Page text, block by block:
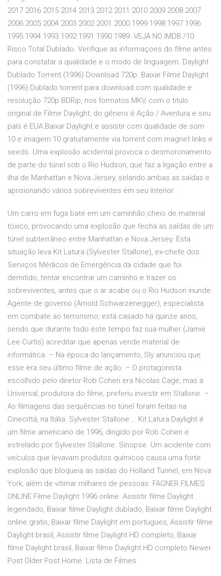
2017 2016 2015 2014 2013 2012 2011 2010 2009 2008 2007
2006 2005 2004 2003 2002 2001 2000 1999 1998 1997 1996
1995 1994 1993 1992 1991 1990 1989. VEJA NO IMDB /10.
Risco Total Dublado. Verifique as informaçoes do filme antes
para constatar a qualidade e o modo de linguagem. Daylight
Dublado Torrent (1996) Download 720p. Baixar Filme Daylight
(1996) Dublado torrent para download com qualidade e
resolução 720p BDRip, nos formatos MKV, com o titulo
original de Filme Daylight, do gênero é Ação / Aventura e seu
país é EUA.Baixar Daylight e assistir com qualidade de som
10 e imagem 10 gratuitamente via torrent com magnet links e
seeds. Uma explosão acidental provoca o desmoronamento
de parte do túnel sob o Rio Hudson, que faz a ligação entre a
ilha de Manhattan e Nova Jersey, selando ambas as saídas e
aprisionando vários sobreviventes em seu interior.
Um carro em fuga bate em um caminhão cheio de material
tóxico, provocando uma explosão que fecha as saídas de um
túnel subterrâneo entre Manhattan e Nova Jersey. Esta
situação leva Kit Latura (Sylvester Stallone), ex-chefe dos
Serviços Médicos de Emergência da cidade que foi
demitido, tentar encontrar um caminho e trazer os
sobreviventes, antes que o ar acabe ou o Rio Hudson inunde.
Agente de governo (Arnold Schwarzenegger), especialista
em combate ao terrorismo, está casado há quinze anos,
sendo que durante todo este tempo faz sua mulher (Jamie
Lee Curtis) acreditar que apenas vende material de
informática. – Na época do lançamento, Sly anunciou que
esse era seu último filme de ação. – O protagonista
escolhido pelo diretor Rob Cohen era Nicolas Cage, mas a
Universal, produtora do filme, preferiu investir em Stallone. –
As filmagens das sequências no túnel foram feitas na
Cinecittà, na Itália. Sylvester Stallone … Kit Latura Daylight é
um filme americano de 1996, dirigido por Rob Cohen e
estrelado por Sylvester Stallone. Sinopse. Um acidente com
veículos que levavam produtos químicos causa uma forte
explosão que bloqueia as saídas do Holland Tunnel, em Nova
York, além de vitimar milhares de pessoas. FAGNER FILMES
ONLINE Filme Daylight 1996 online. Assistir filme Daylight
legendado, Baixar filme Daylight dublado, Baixar filme Daylight
online gratis, Baixar filme Daylight em portugues, Assistir filme
Daylight brasil, Assistir filme Daylight HD completo, Baixar
filme Daylight brasil, Baixar filme Daylight HD completo Newer
Post Older Post Home. Lista de Filmes